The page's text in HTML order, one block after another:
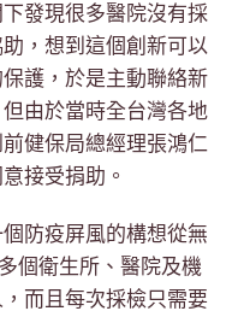
發現很多醫院沒有採
，想到這個創新可以
護，於是主動聯絡新
由於當時全台灣各地
健保局總經理張鴻仁
接受捐助。
防疫屏風的構想從無
個衛生所、醫院及機
而且每次採檢只需要